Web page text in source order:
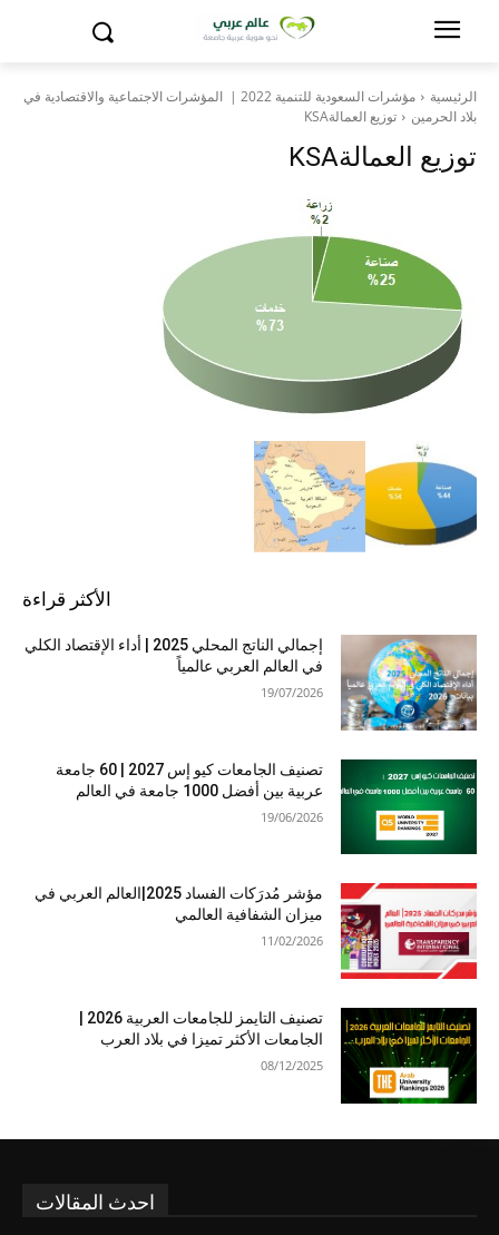
الرئيسية
مؤشرات السعودية للتنمية 2022 | المؤشرات الاجتماعية والاقتصادية في
بلاد الحرمين
توزيع العمالةKSA
توزيع العمالةKSA
الأكثر قراءة
إجمالي الناتج المحلي 2025 | أداء الإقتصاد الكلي
في العالم العربي عالمياً
19/07/2026
تصنيف الجامعات كيو إس 2027 | 60 جامعة
عربية بين أفضل 1000 جامعة في العالم
19/06/2026
مؤشر مُدرَكات الفساد 2025|العالم العربي في
ميزان الشفافية العالمي
11/02/2026
الجامعات الأكثر تميزا في بلاد العرب
08/12/2025
احدث المقالات